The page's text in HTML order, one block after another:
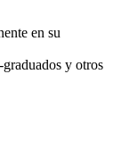
en su
y otros